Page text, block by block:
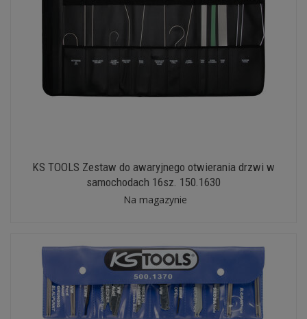
KS TOOLS Zestaw do awaryjnego otwierania drzwi w
samochodach 16sz. 150.1630
Na magazynie